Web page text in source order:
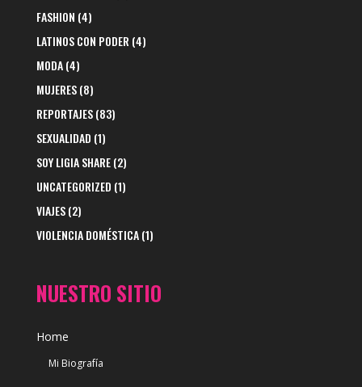
FASHION (4)
LATINOS CON PODER (4)
MODA(4)
MUJERES(8)
REPORTAJES(83)
SEXUALIDAD (1)
SOY LIGIA SHARE(2)
UNCATEGORIZED (1)
VIAJES(2)
VIOLENCIA DOMÉSTICA(1)
NUESTRO SITIO
Home
Mi Biografía